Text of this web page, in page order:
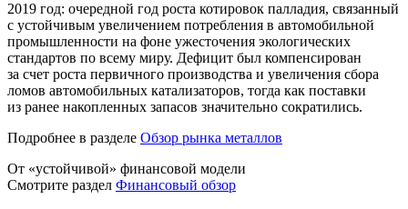
2019 год: очередной год роста котировок палладия, связанный
с устойчивым увеличением потребления в автомобильной
промышленности на фоне ужесточения экологических
стандартов по всему миру. Дефицит был компенсирован
за счет роста первичного производства и увеличения сбора
ломов автомобильных катализаторов, тогда как поставки
из ранее накопленных запасов значительно сократились.
Подробнее в разделе Обзор рынка металлов
От «устойчивой» финансовой модели
Смотрите раздел Финансовый обзор